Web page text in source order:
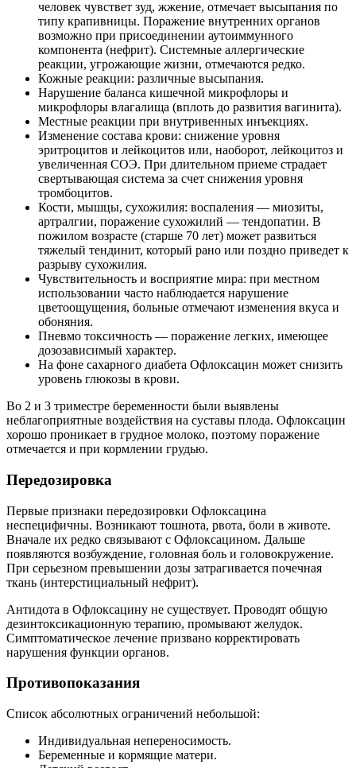
человек чувствет зуд, жжение, отмечает высыпания по
типу крапивницы. Поражение внутренних органов
возможно при присоединении аутоиммунного
компонента (нефрит). Системные аллергические
реакции, угрожающие жизни, отмечаются редко.
Кожные реакции: различные высыпания.
Нарушение баланса кишечной микрофлоры и
микрофлоры влагалища (вплоть до развития вагинита).
Местные реакции при внутривенных инъекциях.
Изменение состава крови: снижение уровня
эритроцитов и лейкоцитов или, наоборот, лейкоцитоз и
увеличенная СОЭ. При длительном приеме страдает
свертывающая система за счет снижения уровня
тромбоцитов.
Кости, мышцы, сухожилия: воспаления — миозиты,
артралгии, поражение сухожилий — тендопатии. В
пожилом возрасте (старше 70 лет) может развиться
тяжелый тендинит, который рано или поздно приведет к
разрыву сухожилия.
Чувствительность и восприятие мира: при местном
использовании часто наблюдается нарушение
цветоощущения, больные отмечают изменения вкуса и
обоняния.
Пневмо токсичность — поражение легких, имеющее
дозозависимый характер.
На фоне сахарного диабета Офлоксацин может снизить
уровень глюкозы в крови.
Во 2 и 3 триместре беременности были выявлены
неблагоприятные воздействия на суставы плода. Офлоксацин
хорошо проникает в грудное молоко, поэтому поражение
отмечается и при кормлении грудью.
Передозировка
Первые признаки передозировки Офлоксацина
неспецифичны. Возникают тошнота, рвота, боли в животе.
Вначале их редко связывают с Офлоксацином. Дальше
появляются возбуждение, головная боль и головокружение.
При серьезном превышении дозы затрагивается почечная
ткань (интерстициальный нефрит).
Антидота в Офлоксацину не существует. Проводят общую
дезинтоксикационную терапию, промывают желудок.
Симптоматическое лечение призвано корректировать
нарушения функции органов.
Противопоказания
Список абсолютных ограничений небольшой:
Индивидуальная непереносимость.
Беременные и кормящие матери.